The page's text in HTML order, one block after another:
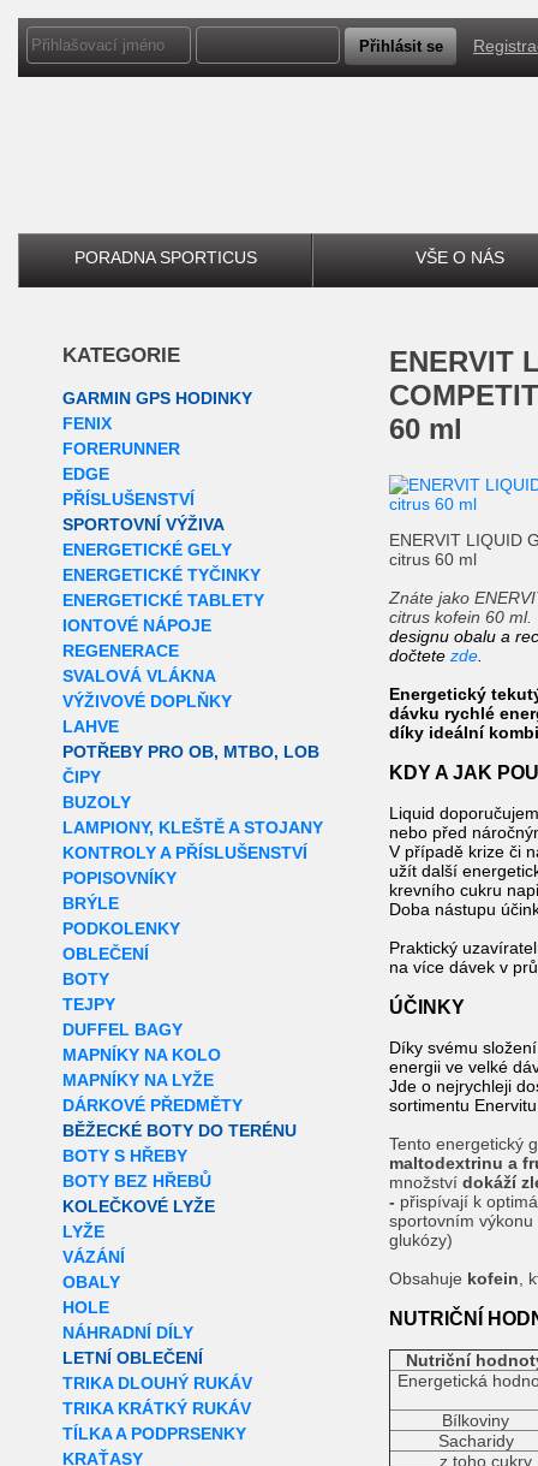
PORADNA SPORTICUS VŠE O NÁS
KATEGORIE
GARMIN GPS HODINKY
FENIX
FORERUNNER
EDGE
PŘÍSLUŠENSTVÍ
SPORTOVNÍ VÝŽIVA
ENERGETICKÉ GELY
ENERGETICKÉ TYČINKY
ENERGETICKÉ TABLETY
IONTOVÉ NÁPOJE
REGENERACE
SVALOVÁ VLÁKNA
VÝŽIVOVÉ DOPLŇKY
LAHVE
POTŘEBY PRO OB, MTBO, LOB
ČIPY
BUZOLY
LAMPIONY, KLEŠTĚ A STOJANY
KONTROLY A PŘÍSLUŠENSTVÍ
POPISOVNÍKY
BRÝLE
PODKOLENKY
OBLEČENÍ
BOTY
TEJPY
DUFFEL BAGY
MAPNÍKY NA KOLO
MAPNÍKY NA LYŽE
DÁRKOVÉ PŘEDMĚTY
BĚŽECKÉ BOTY DO TERÉNU
BOTY S HŘEBY
BOTY BEZ HŘEBŮ
KOLEČKOVÉ LYŽE
LYŽE
VÁZÁNÍ
OBALY
HOLE
NÁHRADNÍ DÍLY
LETNÍ OBLEČENÍ
TRIKA DLOUHÝ RUKÁV
TRIKA KRÁTKÝ RUKÁV
TÍLKA A PODPRSENKY
KRAŤASY
ENERVIT LIQUID GEL
60 ml
ENERVIT LIQUID
citrus 60 ml
Znáte jako
citrus kofein 60 ml.
designu obalu a
dočtete zde
Energetický
dávku rychlé
díky ideální
KDY A JAK
Liquid
nebo před
V případě krize či
užít další
krevního cukru
Doba nástupu
Praktický
na více dávek v
ÚČINKY
Díky svému
energii ve velké
Jde o nejrychleji
sortimentu
Tento energetický
maltodextrinu a
množství dokáží
- přispívají k
sportovním
glukózy)
Obsahuje kofein ,
NUTRIČNÍ
Nutriční
Energetická
Bílkoviny
Sacharidy
z toho cukry